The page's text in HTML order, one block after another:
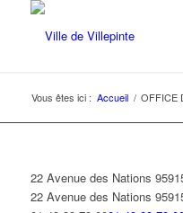
Vous êtes ici : Accueil / OFFICE
22 Avenue des Nations
22 Avenue des Nations